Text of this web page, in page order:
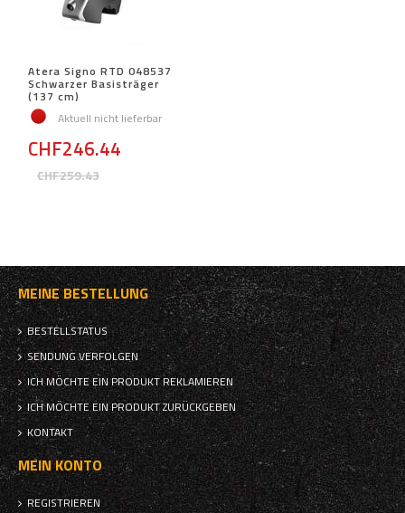
Atera Signo RTD 048537
Schwarzer Basisträger
(137 cm)
Aktuell nicht lieferbar
CHF259.43
CHF246.44
MEINE BESTELLUNG
BESTELLSTATUS
SENDUNG VERFOLGEN
ICH MÖCHTE EIN PRODUKT REKLAMIEREN
ICH MÖCHTE EIN PRODUKT ZURÜCKGEBEN
KONTAKT
MEIN KONTO
REGISTRIEREN